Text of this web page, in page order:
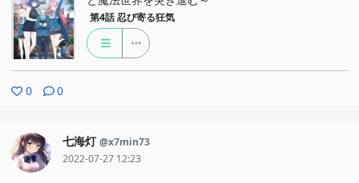
第4話 忍び寄る狂気
0 0
七海灯 @x7min73
2022-07-27 12:23